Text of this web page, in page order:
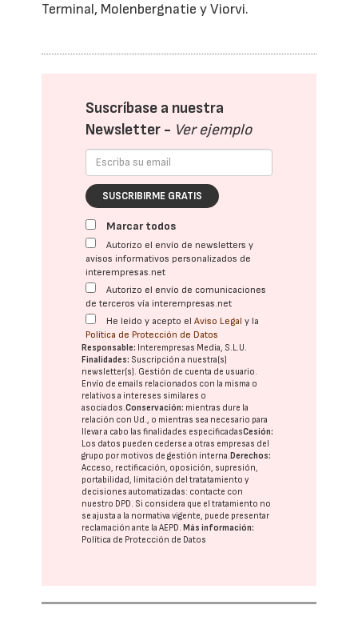
Terminal, Molenbergnatie y Viorvi.
Suscríbase a nuestra
Newsletter - Ver ejemplo
SUSCRIBIRME GRATIS
Marcar todos
Autorizo el envío de newsletters y
avisos informativos personalizados de
interempresas.net
Autorizo el envío de comunicaciones
de terceros vía interempresas.net
He leído y acepto elAviso Legal y la
Política de Protección de Datos
Responsable: Interempresas Media, S.L.U.
Finalidades: Suscripción a nuestra(s)
newsletter(s). Gestión de cuenta de usuario.
Envío de emails relacionados con la misma o
relativos a intereses similares o
asociados.Conservación: mientras dure la
relación con Ud., o mientras sea necesario para
llevar a cabo las finalidades especificadasCesión:
Los datos pueden cederse a otras empresas del
grupo por motivos de gestión interna.Derechos:
Acceso, rectificación, oposición, supresión,
portabilidad, limitación del tratatamiento y
decisiones automatizadas: contacte con
nuestro DPD. Si considera que el tratamiento no
se ajusta a la normativa vigente, puede presentar
reclamación ante laAEPD.Más información:
Política de Protección de Datos